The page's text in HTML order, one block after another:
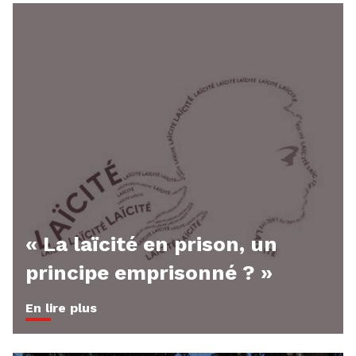
« La laïcité en prison, un
principe emprisonné ? »
En lire plus